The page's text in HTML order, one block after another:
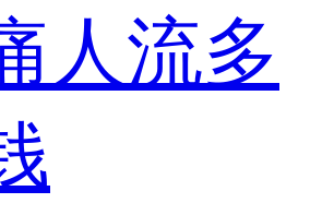
人流多